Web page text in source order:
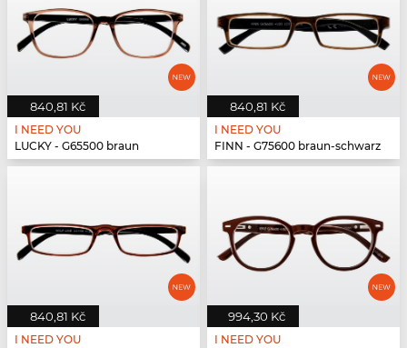
840,81 Kč
I NEED YOU
LUCKY - G65500 braun
840,81 Kč
I NEED YOU
FINN - G75600 braun-schwarz
840,81 Kč
I NEED YOU
994,30 Kč
I NEED YOU